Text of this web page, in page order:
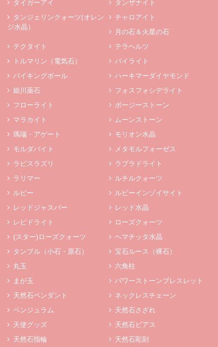
タイガーアイ
タンザナイト
タンジェリンクォーツ(オレン
ジ水晶）
チャロアイト
月の石＆火星の石
テクタイト
テラヘルツ
トルマリン（電気石）
パイライト
バイキングボール
ハーキマーダイヤモンド
姫川薬石
フォスフォシデライト
フローライト
ボージーストーン
マラカイト
ムーンストーン
瑪瑙・アゲート
モリオン水晶
モルダバイト
メタモルフォーゼス
ラピスラズリ
ラブラドライト
ラリマー
ルチルクォーツ
ルビー
ルビーインゾイサイト
レッドジャスパー
レッド水晶
レピドライト
ローズクォーツ
(スター)ローズクォーツ
ヘマチッタ水晶
タンブル（小石・原石）
宝石ルース（裸石）
丸玉
六角柱
まが玉
パワーストーンブレスレット
天然石ペンダント
ネックレスチェーン
ペンジュラム
天然石さざれ
天使グッズ
天然石ピアス
天然石指輪
天然石彫刻